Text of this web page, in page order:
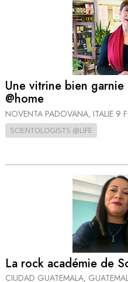
Une vitrine bien garnie
@home
NOVENTA PADOVANA, ITALIE 9
SCIENTOLOGISTS @LIFE
La rock académie de
CIUDAD GUATEMALA,